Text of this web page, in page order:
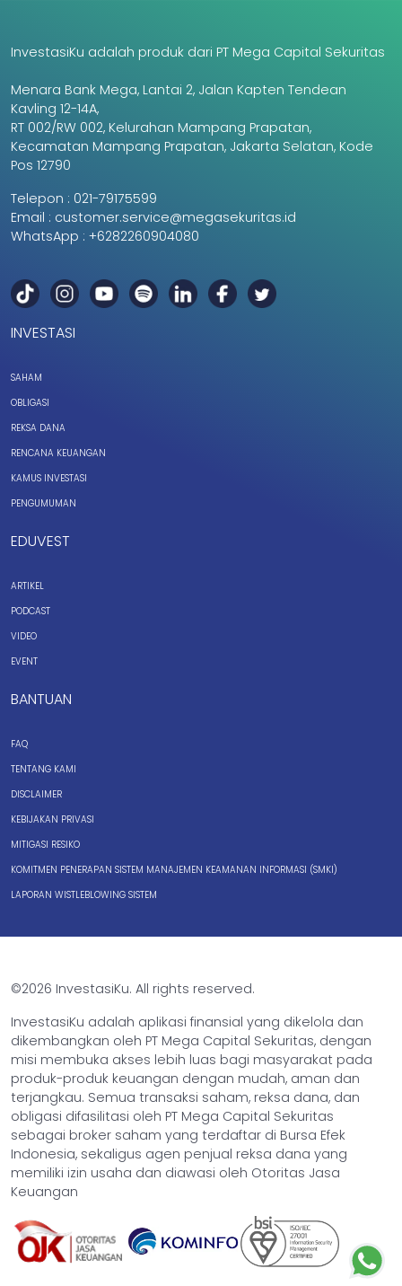
InvestasiKu adalah produk dari PT Mega Capital Sekuritas
Menara Bank Mega, Lantai 2, Jalan Kapten Tendean
Kavling 12-14A,
RT 002/RW 002, Kelurahan Mampang Prapatan,
Kecamatan Mampang Prapatan, Jakarta Selatan, Kode
Pos 12790
Telepon : 021-79175599
Email : customer.service@megasekuritas.id
WhatsApp : +6282260904080
INVESTASI
SAHAM
OBLIGASI
REKSA DANA
RENCANA KEUANGAN
KAMUS INVESTASI
PENGUMUMAN
EDUVEST
ARTIKEL
PODCAST
VIDEO
EVENT
BANTUAN
FAQ
TENTANG KAMI
DISCLAIMER
KEBIJAKAN PRIVASI
MITIGASI RESIKO
KOMITMEN PENERAPAN SISTEM MANAJEMEN KEAMANAN INFORMASI (SMKI)
LAPORAN WISTLEBLOWING SISTEM
©2026 InvestasiKu. All rights reserved.
InvestasiKu adalah aplikasi finansial yang dikelola dan
dikembangkan oleh PT Mega Capital Sekuritas, dengan
misi membuka akses lebih luas bagi masyarakat pada
produk-produk keuangan dengan mudah, aman dan
terjangkau. Semua transaksi saham, reksa dana, dan
obligasi difasilitasi oleh PT Mega Capital Sekuritas
sebagai broker saham yang terdaftar di Bursa Efek
Indonesia, sekaligus agen penjual reksa dana yang
memiliki izin usaha dan diawasi oleh Otoritas Jasa
Keuangan